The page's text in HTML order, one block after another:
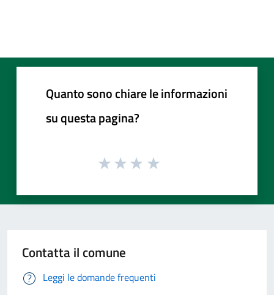
Quanto sono chiare le informazioni
su questa pagina?
Contatta il comune
Leggi le domande frequenti